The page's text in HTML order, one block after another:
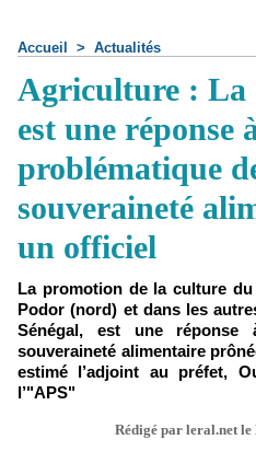
Accueil > Actualités
Agriculture : La
est une réponse
problématique
souveraineté
un officiel
La promotion de la culture
Podor (nord) et dans les
Sénégal, est une
souveraineté alimentaire
estimé l’adjoint au préfet,
l’"APS"
Rédigé par leral.net